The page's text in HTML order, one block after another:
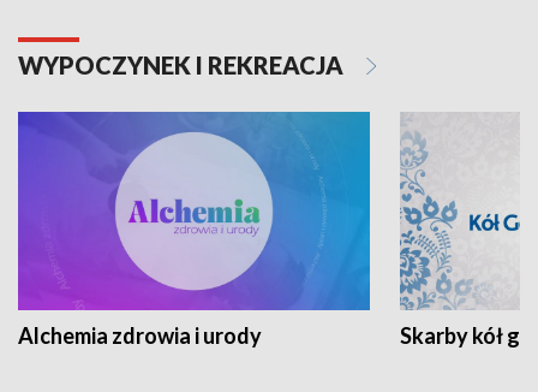
WYPOCZYNEK I REKREACJA
Alchemia zdrowia i urody Skarby kół